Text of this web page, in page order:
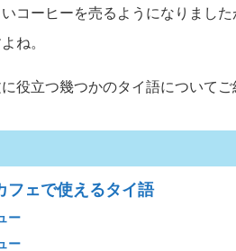
コーヒーを売るようになりまし
ね。
役立つ幾つかのタイ語についてご
フェで使えるタイ語
ー
ー